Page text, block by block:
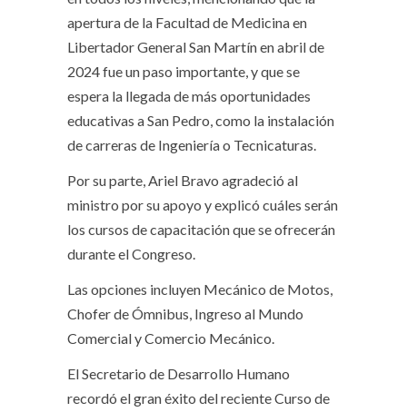
apertura de la Facultad de Medicina en
Libertador General San Martín en abril de
2024 fue un paso importante, y que se
espera la llegada de más oportunidades
educativas a San Pedro, como la instalación
de carreras de Ingeniería o Tecnicaturas.
Por su parte, Ariel Bravo agradeció al
ministro por su apoyo y explicó cuáles serán
los cursos de capacitación que se ofrecerán
durante el Congreso.
Las opciones incluyen Mecánico de Motos,
Chofer de Ómnibus, Ingreso al Mundo
Comercial y Comercio Mecánico.
El Secretario de Desarrollo Humano
recordó el gran éxito del reciente Curso de